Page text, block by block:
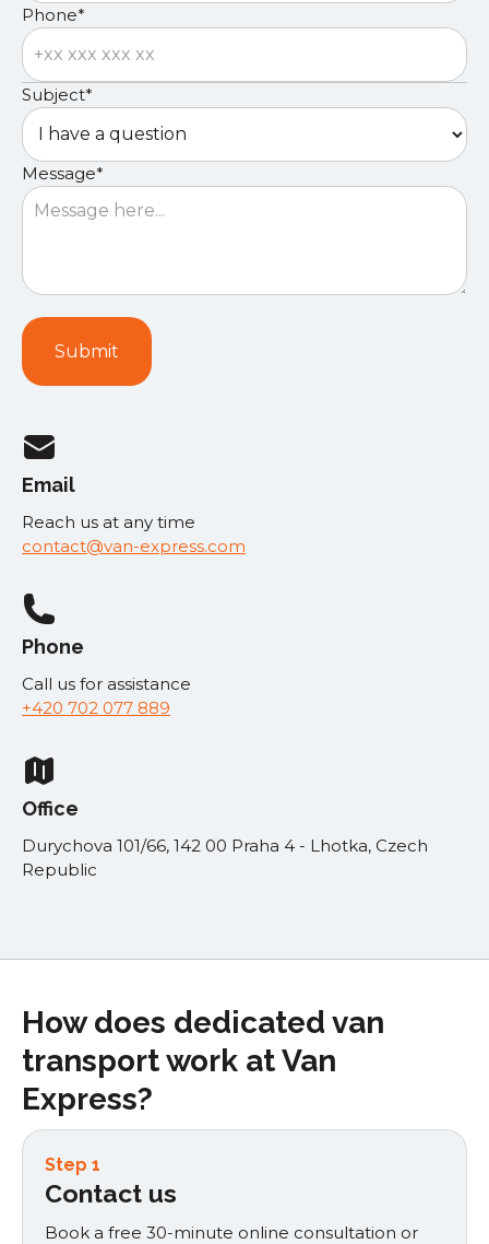
Phone*
Subject*
Message*
Email
Reach us at any time
contact@van-express.com
Phone
Call us for assistance
+420 702 077 889
Office
Durychova 101/66, 142 00 Praha 4 - Lhotka, Czech
Republic
How does dedicated van
transport work at Van
Express?
Step 1
Contact us
Book a free 30-minute online consultation or